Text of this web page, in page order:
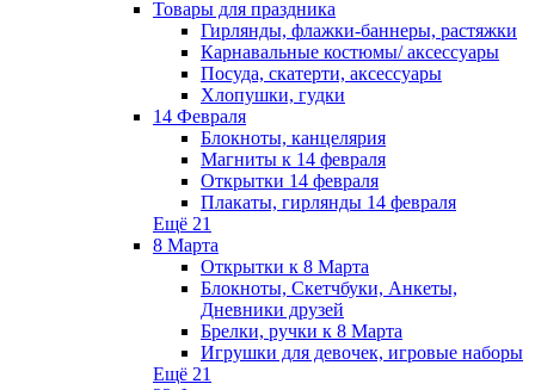
Товары для праздника
Гирлянды, флажки-баннеры, растяжки
Карнавальные костюмы/ аксессуары
Посуда, скатерти, аксессуары
Хлопушки, гудки
14 Февраля
Блокноты, канцелярия
Магниты к 14 февраля
Открытки 14 февраля
Плакаты, гирлянды 14 февраля
Ещё 21
8 Марта
Открытки к 8 Марта
Блокноты, Скетчбуки, Анкеты,
Дневники друзей
Брелки, ручки к 8 Марта
Игрушки для девочек, игровые наборы
Ещё 21